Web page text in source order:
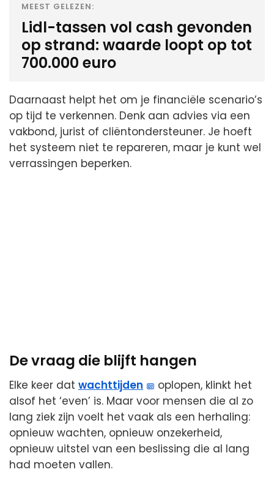
MEEST GELEZEN:
Lidl-tassen vol cash gevonden
op strand: waarde loopt op tot
700.000 euro
Daarnaast helpt het om je financiële scenario’s
op tijd te verkennen. Denk aan advies via een
vakbond, jurist of cliëntondersteuner. Je hoeft
het systeem niet te repareren, maar je kunt wel
verrassingen beperken.
De vraag die blijft hangen
Elke keer dat wachttijden
oplopen, klinkt het
alsof het ‘even’ is. Maar voor mensen die al zo
lang ziek zijn voelt het vaak als een herhaling:
opnieuw wachten, opnieuw onzekerheid,
opnieuw uitstel van een beslissing die al lang
had moeten vallen.